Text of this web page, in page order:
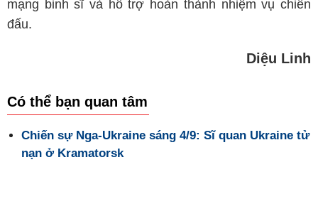
mạng binh sĩ và hỗ trợ hoàn thành nhiệm vụ chiến
đấu.
Diệu Linh
Có thể bạn quan tâm
Chiến sự Nga-Ukraine sáng 4/9: Sĩ quan Ukraine tử
nạn ở Kramatorsk